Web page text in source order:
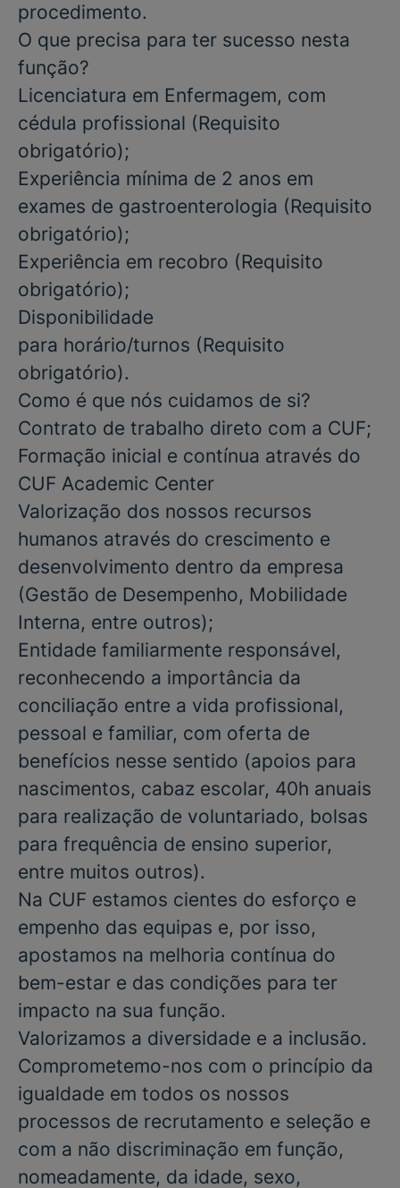
procedimento.
O que precisa para ter sucesso nesta
função?
Licenciatura em Enfermagem, com
cédula profissional (Requisito
obrigatório);
Experiência mínima de 2 anos em
exames de gastroenterologia (Requisito
obrigatório);
Experiência em recobro (Requisito
obrigatório);
Disponibilidade
para horário/turnos (Requisito
obrigatório).
Como é que nós cuidamos de si?
Contrato de trabalho direto com a CUF;
Formação inicial e contínua através do
CUF Academic Center
Valorização dos nossos recursos
humanos através do crescimento e
desenvolvimento dentro da empresa
(Gestão de Desempenho, Mobilidade
Interna, entre outros);
Entidade familiarmente responsável,
reconhecendo a importância da
conciliação entre a vida profissional,
pessoal e familiar, com oferta de
benefícios nesse sentido (apoios para
nascimentos, cabaz escolar, 40h anuais
para realização de voluntariado, bolsas
para frequência de ensino superior,
entre muitos outros).
Na CUF estamos cientes do esforço e
empenho das equipas e, por isso,
apostamos na melhoria contínua do
bem-estar e das condições para ter
impacto na sua função.
Valorizamos a diversidade e a inclusão.
Comprometemo-nos com o princípio da
igualdade em todos os nossos
processos de recrutamento e seleção e
com a não discriminação em função,
nomeadamente, da idade, sexo,